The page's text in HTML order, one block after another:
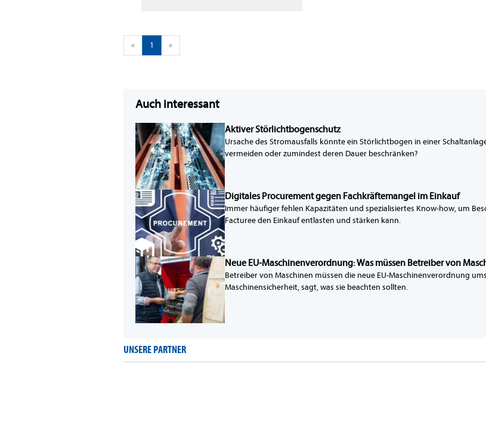
« 1 »
Auch interessant
Aktiver Störlichtbogenschutz
Ursache des Stromausfalls könnte ein Störlichtbogen in einer
vermeiden oder zumindest deren Dauer beschränken?
Digitales Procurement gegen Fachkräftemangel im Einkauf
Immer häufiger fehlen Kapazitäten und spezialisiertes Know-how, um
Facturee den Einkauf entlasten und stärken kann.
Neue EU-Maschinenverordnung: Was müssen Betreiber von
Betreiber von Maschinen müssen die neue EU-Maschinenverordnung
Maschinensicherheit, sagt, was sie beachten sollten.
UNSERE PARTNER